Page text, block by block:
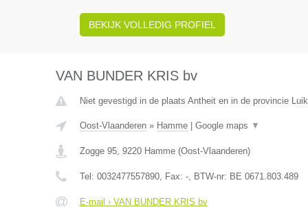
BEKIJK VOLLEDIG PROFIEL
VAN BUNDER KRIS bv
Niet gevestigd in de plaats Antheit en in de provincie
Oost-Vlaanderen» Hamme| Google maps ▼
Zogge 95, 9220 Hamme(Oost-Vlaanderen)
Tel: 0032477557890, Fax: -, BTW-nr: BE 0671.803.489
E-mail › VAN BUNDER KRIS bv